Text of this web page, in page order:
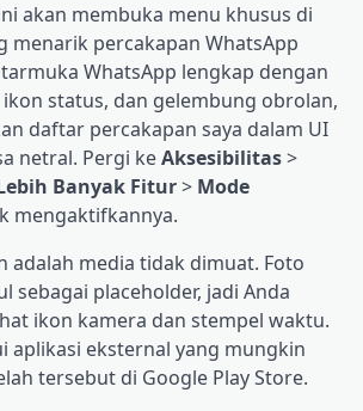
akan membuka menu khusus di
menarik percakapan WhatsApp
WhatsApp lengkap dengan
status, dan gelembung obrolan,
daftar percakapan saya dalam UI
netral. Pergi keAksesibilitas>
Banyak Fitur> Mode
mengaktifkannya.
adalah media tidak dimuat. Foto
sebagai placeholder, jadi Anda
ikon kamera dan stempel waktu.
aplikasi eksternal yang mungkin
tersebut di Google Play Store.